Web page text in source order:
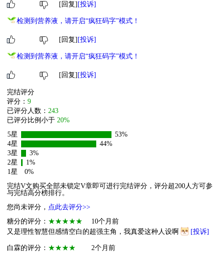
[回复] [投诉]
检测到营养液，请开启“疯狂码字”模式！
[回复] [投诉]
检测到营养液，请开启“疯狂码字”模式！
[回复] [投诉]
完结评分
评分： 9
已评分人数： 243
已评分比例小于 20%
5星
53%
4星
44%
3星
3%
2星
1%
1星
0%
完结V文购买全部未锁定V章即可进行完结评分，评分超200人方可参
与完结高分榜排行。
您尚未评分， 点此去评分>>
糖分的评分： ★★★★★
10个月前
又是理性智慧但感情空白的超强主角，我真爱这种人设啊
[投诉]
白霖的评分： ★★★★
2个月前